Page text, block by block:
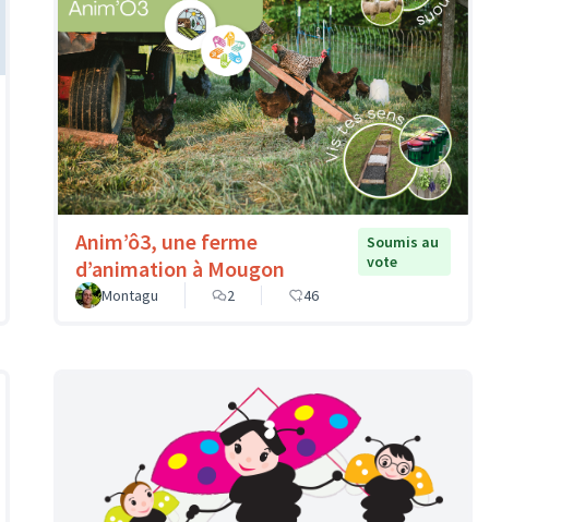
Anim’ô3, une ferme
d’animation à Mougon
Soumis au
vote
Montagu
2 46